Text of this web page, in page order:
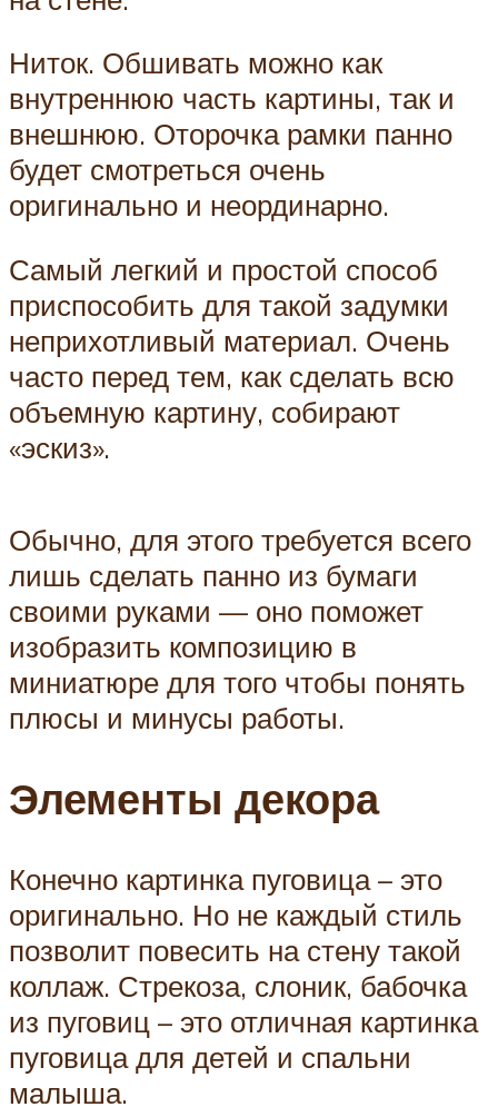
Ниток. Обшивать можно как
внутреннюю часть картины, так и
внешнюю. Оторочка рамки панно
будет смотреться очень
оригинально и неординарно.
Самый легкий и простой способ
приспособить для такой задумки
неприхотливый материал. Очень
часто перед тем, как сделать всю
объемную картину, собирают
«эскиз».
Обычно, для этого требуется всего
лишь сделать панно из бумаги
своими руками — оно поможет
изобразить композицию в
миниатюре для того чтобы понять
плюсы и минусы работы.
Элементы декора
Конечно картинка пуговица – это
оригинально. Но не каждый стиль
позволит повесить на стену такой
коллаж. Стрекоза, слоник, бабочка
из пуговиц – это отличная картинка
пуговица для детей и спальни
малыша.